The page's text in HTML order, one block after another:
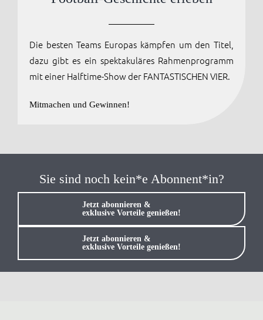
Die besten Teams Europas kämpfen um den Titel,
dazu gibt es ein spektakuläres Rahmenprogramm
mit einer Halftime-Show der FANTASTISCHEN VIER.
Mitmachen und Gewinnen!
Sie sind noch kein*e Abonnent*in?
Jetzt abonnieren &
exklusive Vorteile genießen!
Jetzt abonnieren &
exklusive Vorteile genießen!